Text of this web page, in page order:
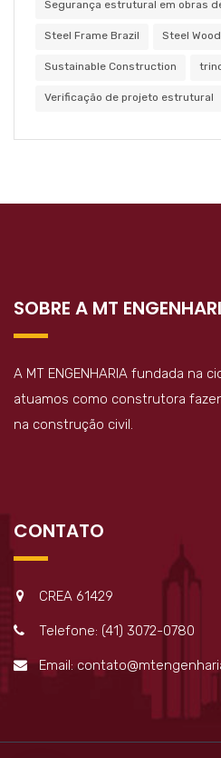
Segurança estrutural em obras
Steel Frame Brazil Steel
Sustainable Construction
Verificação de projeto estrutural
SOBRE A MT
A MT ENGENHARIA fundada na
atuamos como construtora
na construção civil.
CONTATO
CREA 61429
Telefone: (41) 3072-0780
Email: